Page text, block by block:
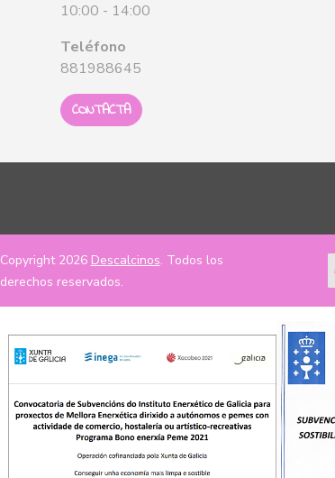
10:00 - 14:00
Teléfono
881988645
CONTACTA
Copyright 2026 Descalcinos. Todos los
derechos reservados.